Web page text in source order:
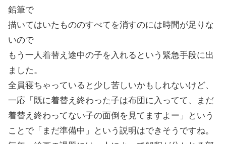
鉛筆で
描いてはいたもののすべてを消すのには時間が足りな
いので
もう一人着替え途中の子を入れるという緊急手段に出
ました。
全員寝ちゃっていると少し苦しいかもしれないけど、
一応「既に着替え終わった子は布団に入ってて、まだ
着替え終わってない子の面倒を見てますよー」という
ことで「まだ準備中」という説明はできそうですね。